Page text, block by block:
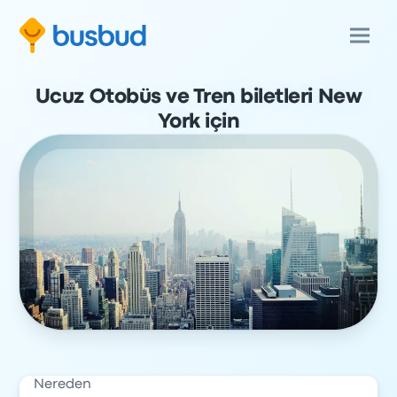
Ucuz Otobüs ve Tren biletleri New
York için
Nereden